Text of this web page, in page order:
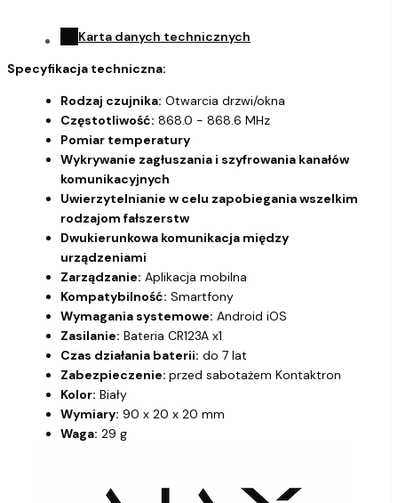
Karta danych technicznych
Specyfikacja techniczna:
Rodzaj czujnika: Otwarcia drzwi/okna
Częstotliwość: 868.0 - 868.6 MHz
Pomiar temperatury
Wykrywanie zagłuszania i szyfrowania kanałów
komunikacyjnych
Uwierzytelnianie w celu zapobiegania wszelkim
rodzajom fałszerstw
Dwukierunkowa komunikacja między
urządzeniami
Zarządzanie: Aplikacja mobilna
Kompatybilność: Smartfony
Wymagania systemowe: Android iOS
Zasilanie: Bateria CR123A x1
Czas działania baterii: do 7 lat
Zabezpieczenie: przed sabotażem Kontaktron
Kolor: Biały
Wymiary: 90 x 20 x 20 mm
Waga: 29 g